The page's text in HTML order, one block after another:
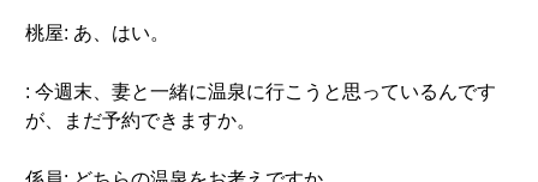
桃屋: あ、はい。
: 今週末、妻と一緒に温泉に行こうと思っているんです
が、まだ予約できますか。